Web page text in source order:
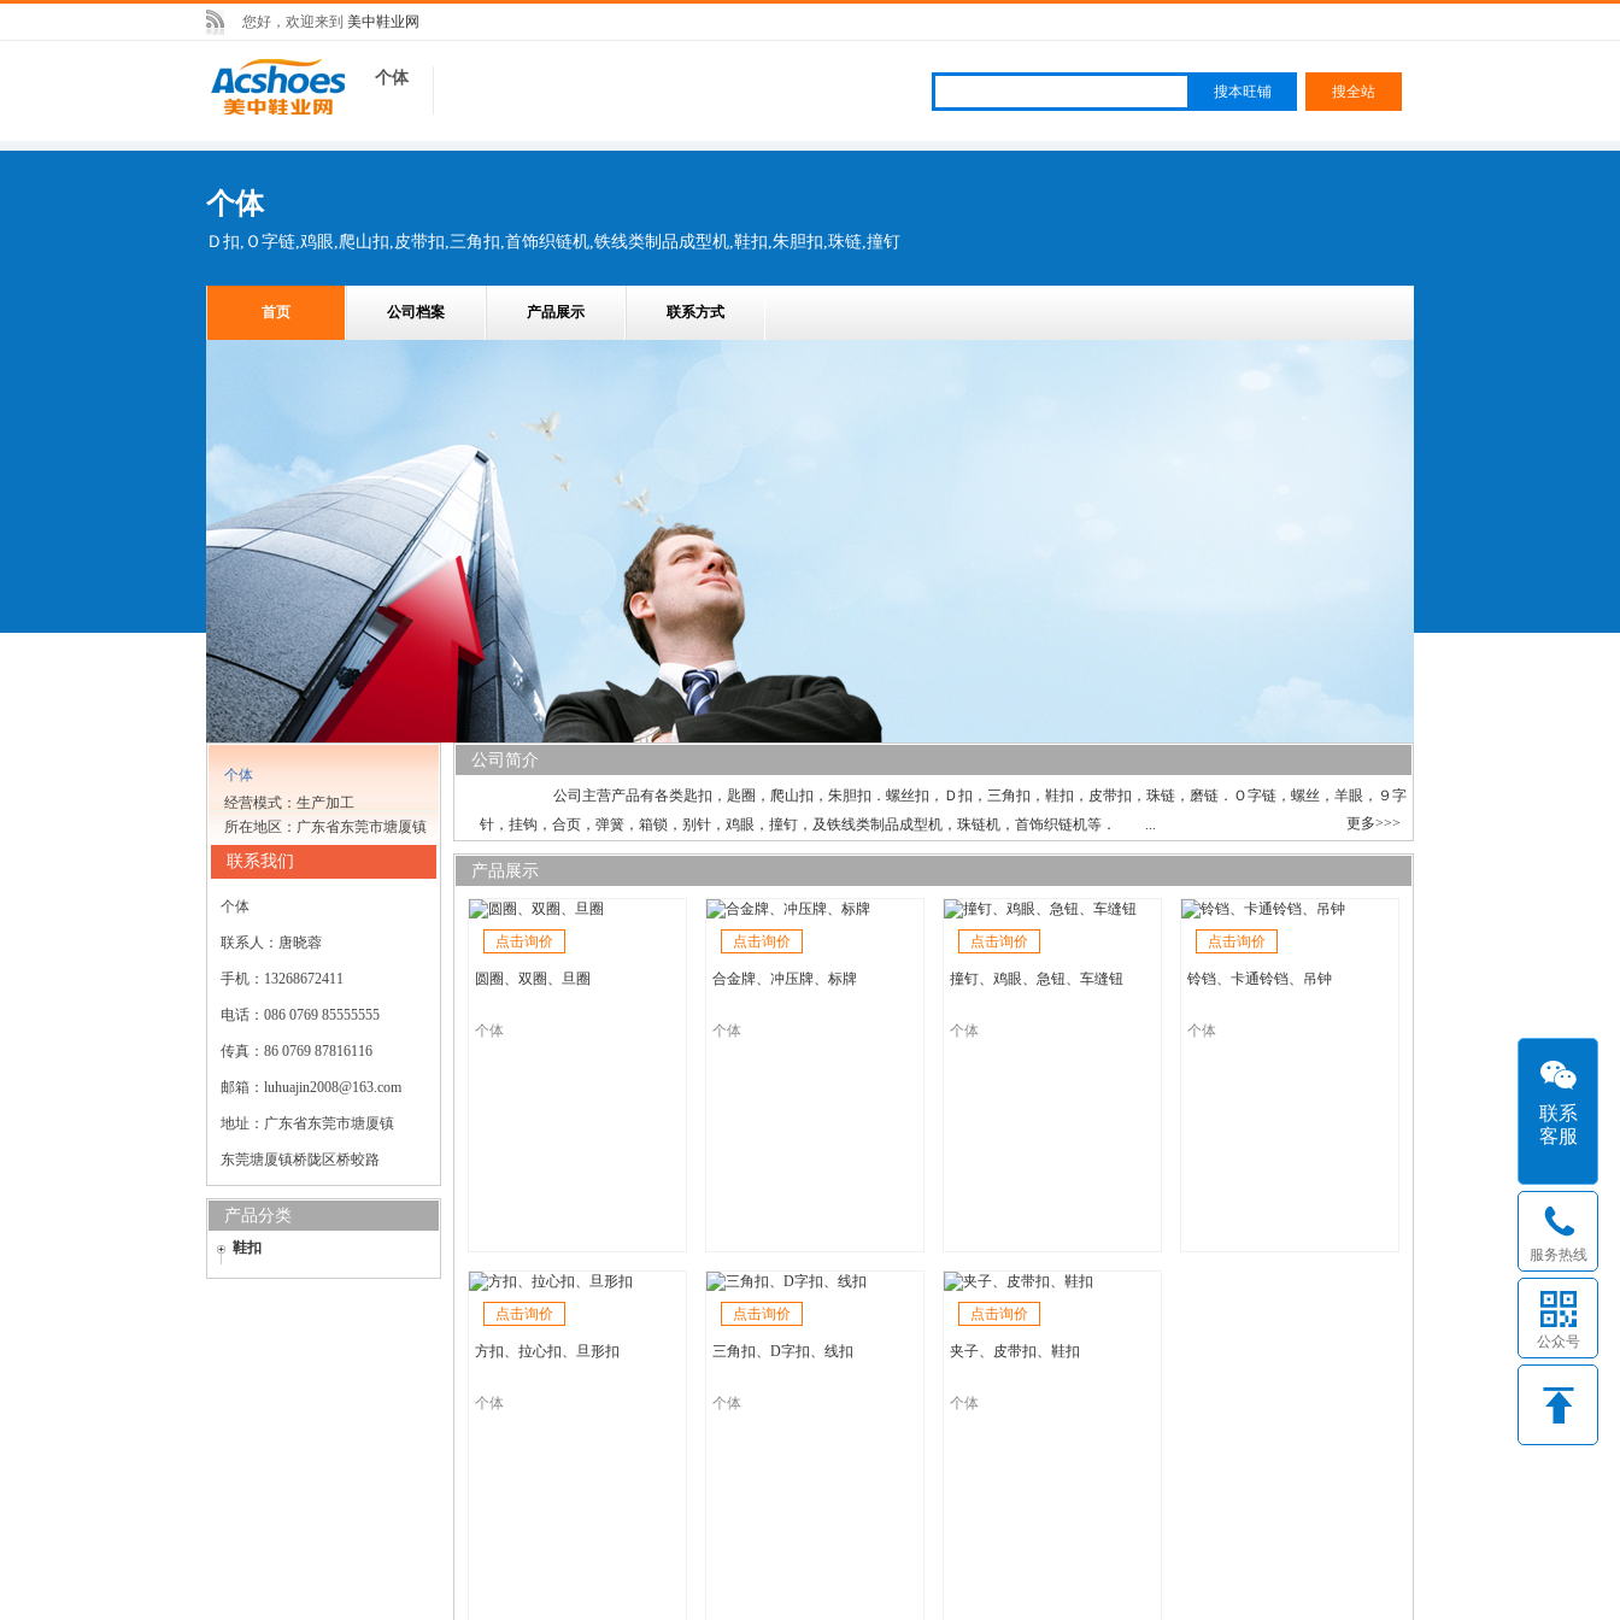
您好，欢迎来到 美中鞋业网
个体
个体
Ｄ扣,Ｏ字链,鸡眼,爬山扣,皮带扣,三角扣,首饰织链机,铁线类制品成型机,鞋扣,朱胆扣,珠链,撞钉
首页 公司档案 产品展示 联系方式
个体
经营模式：生产加工
所在地区：广东省东莞市塘厦镇
联系我们
个体
联系人：唐晓蓉
手机：13268672411
电话：086 0769 85555555
传真：86 0769 87816116
邮箱：luhuajin2008@163.com
地址：广东省东莞市塘厦镇
东莞塘厦镇桥陇区桥蛟路
产品分类
鞋扣
公司简介
公司主营产品有各类匙扣，匙圈，爬山扣，朱胆扣．螺丝扣，Ｄ扣，三角扣，鞋扣，皮带扣，珠链，磨链．Ｏ字链，螺丝，羊眼，９字
针，挂钩，合页，弹簧，箱锁，别针，鸡眼，撞钉，及铁线类制品成型机，珠链机，首饰织链机等． ...
更多>>>
产品展示
点击询价
圆圈、双圈、旦圈
个体
点击询价
合金牌、冲压牌、标牌
个体
点击询价
撞钉、鸡眼、急钮、车缝钮
个体
点击询价
铃铛、卡通铃铛、吊钟
个体
点击询价
方扣、拉心扣、旦形扣
个体
点击询价
三角扣、D字扣、线扣
个体
点击询价
夹子、皮带扣、鞋扣
个体
联系
客服
服务热线
公众号